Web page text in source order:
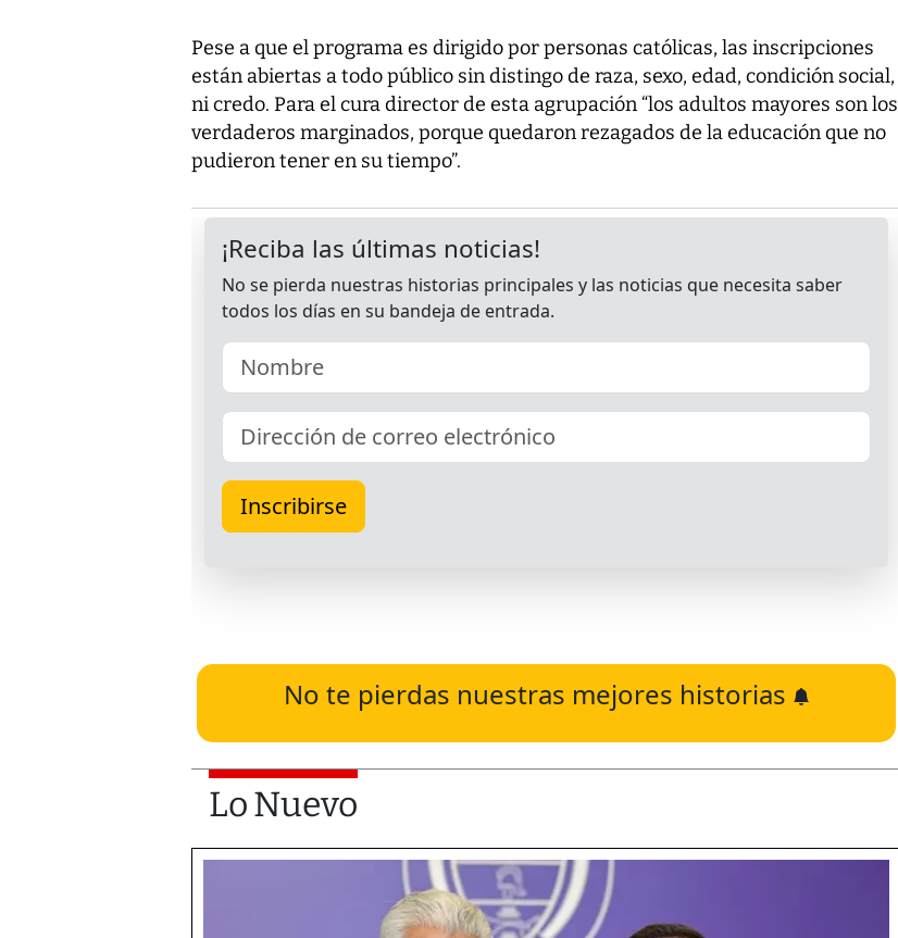
Pese a que el programa es dirigido por personas católicas, las inscripciones
están abiertas a todo público sin distingo de raza, sexo, edad, condición social,
ni credo. Para el cura director de esta agrupación “los adultos mayores son los
verdaderos marginados, porque quedaron rezagados de la educación que no
pudieron tener en su tiempo”.
No te pierdas nuestras mejores historias
Lo Nuevo